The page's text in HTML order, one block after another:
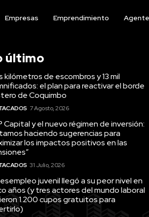
Empresas Emprendimiento
último
kilómetros de escombros y 13 mil
el plan para reactivar el borde
de Coquimbo
7 Agosto, 2026
Capital y el nuevo régimen de inversión:
haciendo sugerencias para
los impactos positivos en las
31 Julio, 2026
juvenil llegó a su peor nivel en
años (y tres actores del mundo laboral
1.200 cupos gratuitos para